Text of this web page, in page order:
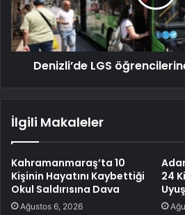
Denizli’de LGS
İlgili Makaleler
Kahramanmaraş’ta 10
Kişinin Hayatını Kaybettiği
Okul Saldırısına Dava
Ağustos 6, 2026
24